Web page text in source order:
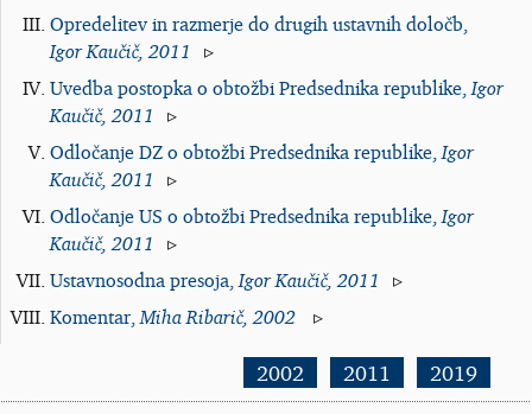
Opredelitev in razmerje do drugih ustavnih določb,
Igor Kaučič, 2011
Uvedba postopka o obtožbi Predsednika republike, Igor
Kaučič, 2011
Odločanje DZ o obtožbi Predsednika republike, Igor
Kaučič, 2011
Odločanje US o obtožbi Predsednika republike, Igor
Kaučič, 2011
Ustavnosodna presoja, Igor Kaučič, 2011
Komentar, Miha Ribarič, 2002
2019
2011
2002